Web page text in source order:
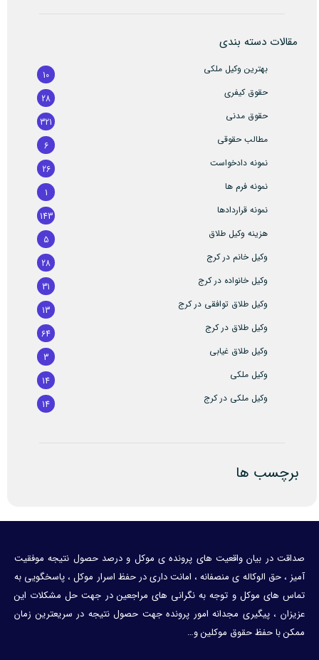
مقالات دسته بندی
بهترین وکیل ملکی
10
حقوق کیفری
28
حقوق مدنی
321
مطالب حقوقی
6
نمونه دادخواست
26
نمونه فرم ها
1
نمونه قراردادها
143
هزینه وکیل طلاق
5
وکیل خانم در کرج
28
وکیل خانواده در کرج
31
وکیل طلاق توافقی در کرج
13
وکیل طلاق در کرج
64
وکیل طلاق غیابی
3
وکیل ملکی
14
وکیل ملکی در کرج
14
برچسب ها
صداقت در بیان واقعیت های پرونده ی موکل و درصد حصول نتیجه موفقیت
آمیز ، حق الوکاله ی منصفانه ، امانت داری در حفظ اسرار موکل ، پاسخگویی به
تماس های موکل و توجه به نگرانی های مراجعین در جهت حل مشکلات این
عزیزان ، پیگیری مجدانه امور پرونده جهت حصول نتیجه در سریعترین زمان
ممکن با حفظ حقوق موکلین و…